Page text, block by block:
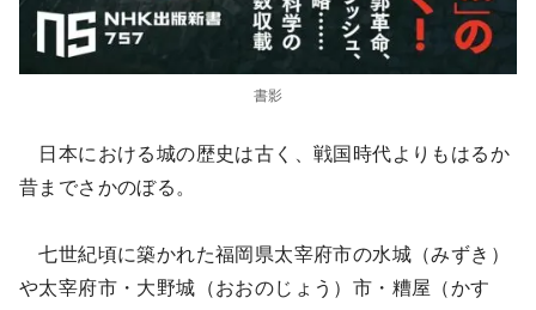
書影
日本における城の歴史は古く、戦国時代よりもはるか
昔までさかのぼる。
七世紀頃に築かれた福岡県太宰府市の水城（みずき）
や太宰府市・大野城（おおのじょう）市・糟屋（かす